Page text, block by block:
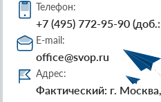
Телефон:
+7 (495) 772-95-90
E-mail:
office@svop.ru
Адрес:
Фактический: г.